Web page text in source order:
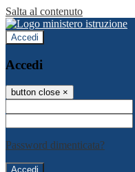
Salta al contenuto
Accedi
Accedi
button close ×
Password dimenticata?